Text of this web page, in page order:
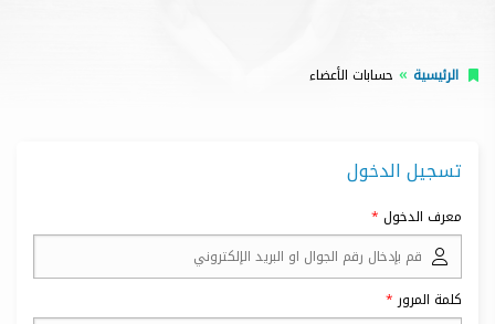
الرئيسية حسابات الأعضاء
تسجيل الدخول
معرف الدخول
كلمة المرور